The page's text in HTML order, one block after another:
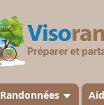
Randonnées